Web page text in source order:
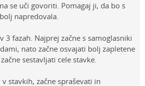
se uči govoriti. Pomagaj ji, da bo s
napredovala.
3 fazah. Najprej začne s samoglasniki
nato začne osvajati bolj zapletene
sestavljati cele stavke.
stavkih, začne spraševati in